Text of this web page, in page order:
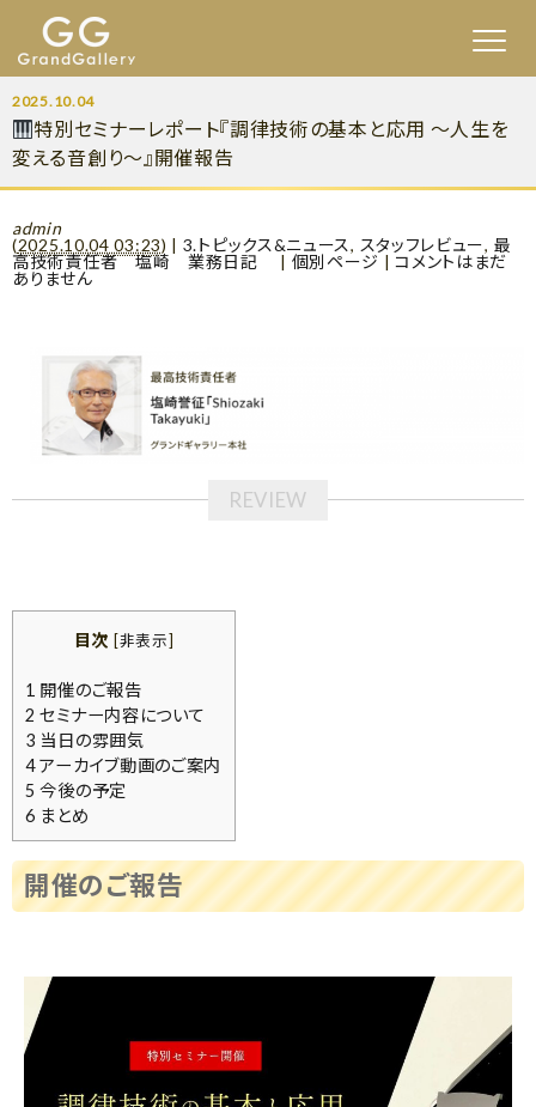
2025.10.04
特別セミナーレポート『調律技術の基本と応用 〜人生を
変える音創り〜』開催報告
admin
(2025.10.04 03:23) | 3.トピックス&ニュース, スタッフレビュー, 最
高技術責任者 塩崎 業務日記
| 個別ページ |コメントはまだ
ありません
目次 非表示
1 開催のご報告
2 セミナー内容について
3 当日の雰囲気
4アーカイブ動画のご案内
5 今後の予定
6 まとめ
開催のご報告